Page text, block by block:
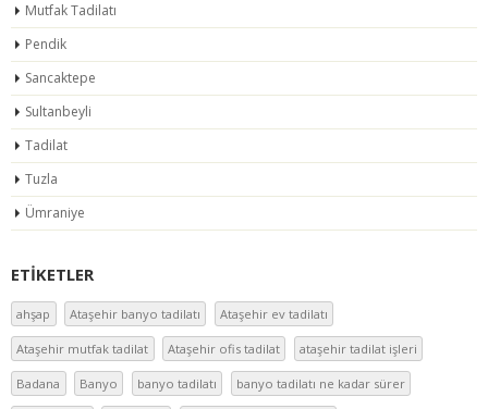
Mutfak Tadilatı
Pendik
Sancaktepe
Sultanbeyli
Tadilat
Tuzla
Ümraniye
ETIKETLER
ahşap Ataşehir banyo tadilatı Ataşehir ev tadilatı
Ataşehir mutfak tadilat Ataşehir ofis tadilat ataşehir tadilat işleri
Badana Banyo banyo tadilatı banyo tadilatı ne kadar sürer